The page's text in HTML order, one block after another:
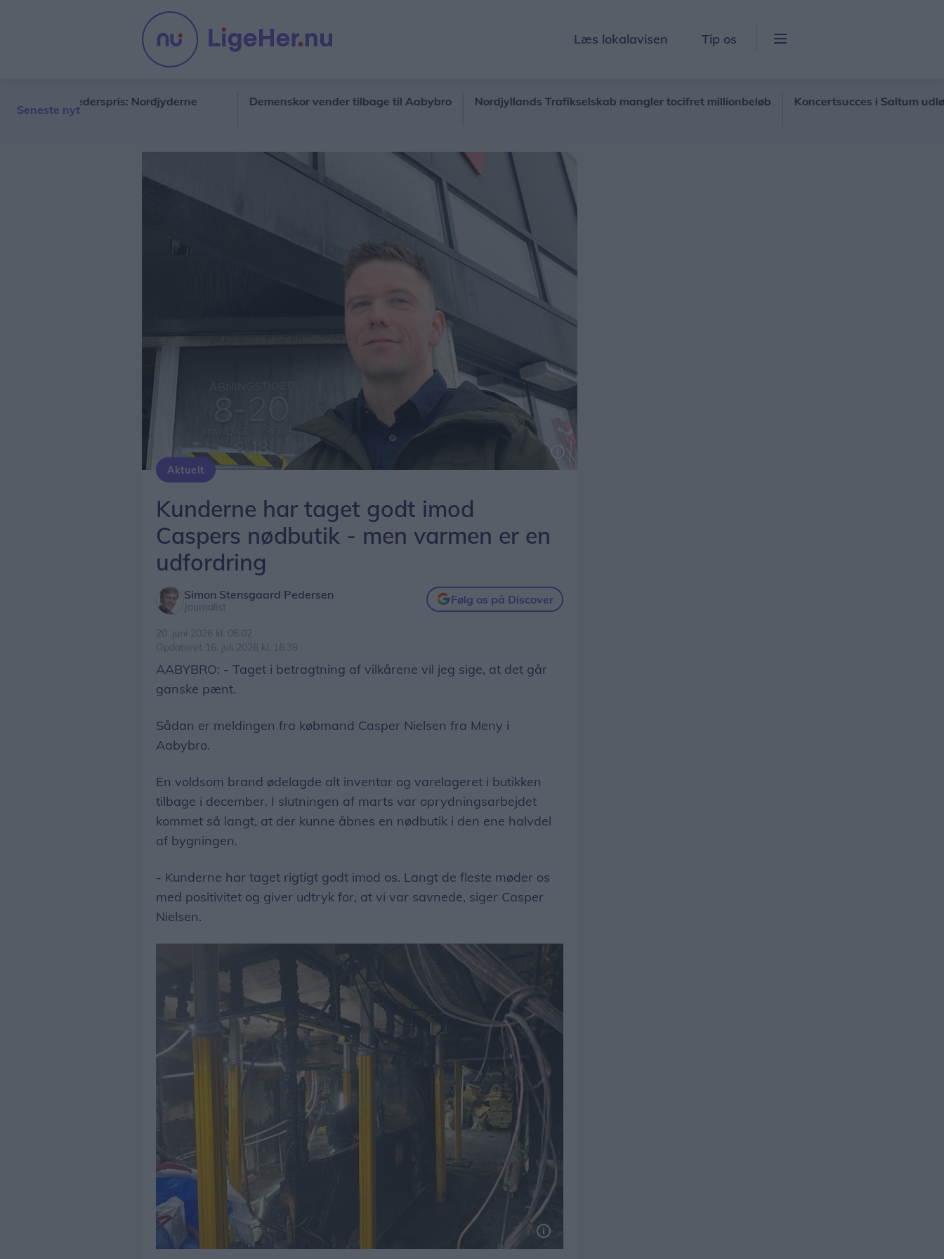
Læs lokalavisen Tip os
Seneste nyt
ny hæderspris: Nordjyderne
Demenskor vender tilbage til Aabybro Nordjyllands Trafikselskab mangler tocifret millionbeløb Koncertsucces i Saltum udløser
Aktuelt
Kunderne har taget godt imod
Caspers nødbutik - men varmen er en
udfordring
Simon Stensgaard Pedersen
Journalist
Følg os på Discover
20. juni 2026 kl. 06.02
Opdateret 16. juli 2026 kl. 16.39
AABYBRO: - Taget i betragtning af vilkårene vil jeg sige, at det går
ganske pænt.
Sådan er meldingen fra købmand Casper Nielsen fra Meny i
Aabybro.
En voldsom brand ødelagde alt inventar og varelageret i butikken
tilbage i december. I slutningen af marts var oprydningsarbejdet
kommet så langt, at der kunne åbnes en nødbutik i den ene halvdel
af bygningen.
- Kunderne har taget rigtigt godt imod os. Langt de fleste møder os
med positivitet og giver udtryk for, at vi var savnede, siger Casper
Nielsen.